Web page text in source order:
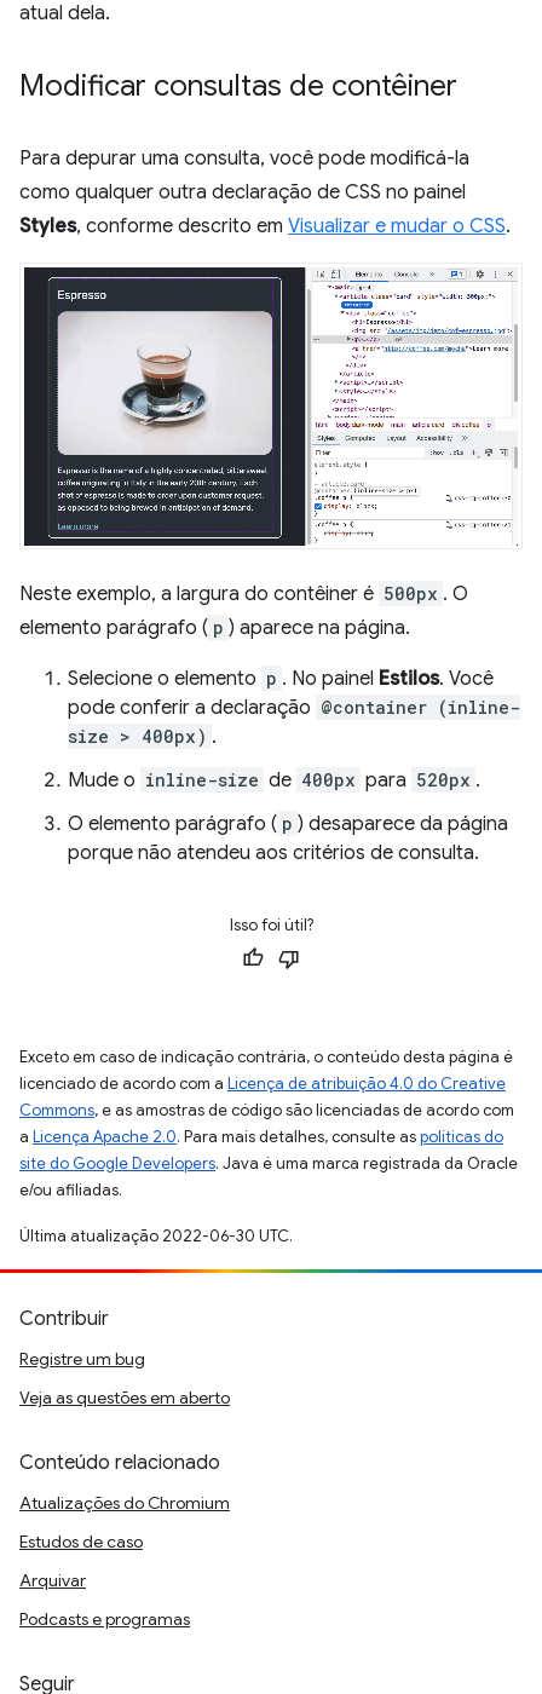
atual dela.
Modificar consultas de contêiner
Para depurar uma consulta, você pode modificá-la
como qualquer outra declaração de CSS no painel
Styles, conforme descrito em Visualizar e mudar o CSS.
Neste exemplo, a largura do contêiner é 500px . O
elemento parágrafo ( p ) aparece na página.
Selecione o elemento p . No painel Estilos. Você
pode conferir a declaração @container (inline-
size > 400px) .
Mude o inline-size de 400px para 520px .
O elemento parágrafo ( p ) desaparece da página
porque não atendeu aos critérios de consulta.
Isso foi útil?
Exceto em caso de indicação contrária, o conteúdo desta página é
licenciado de acordo com a Licença de atribuição 4.0 do Creative
Commons, e as amostras de código são licenciadas de acordo com
a Licença Apache 2.0. Para mais detalhes, consulte aspolíticas do
site do Google Developers. Java é uma marca registrada da Oracle
e/ou afiliadas.
Última atualização 2022-06-30 UTC.
Contribuir
Registre um bug
Veja as questões em aberto
Conteúdo relacionado
Atualizações do Chromium
Estudos de caso
Arquivar
Podcasts e programas
Seguir